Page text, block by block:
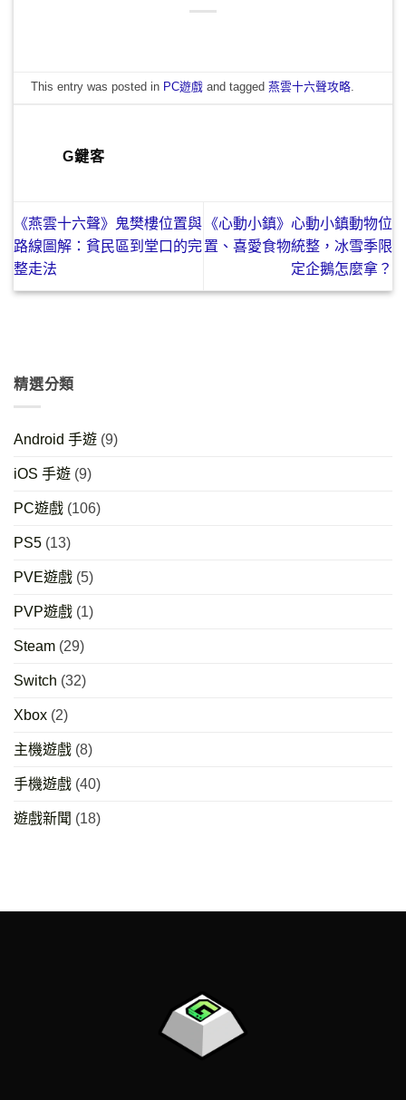
This entry was posted in PC遊戲 and tagged燕雲十六聲攻略.
G鍵客
《燕雲十六聲》鬼樊樓位置與
路線圖解：貧民區到堂口的完
整走法
《心動小鎮》心動小鎮動物位
置、喜愛食物統整，冰雪季限
定企鵝怎麼拿？
精選分類
Android 手遊 (9)
iOS 手遊 (9)
PC遊戲 (106)
PS5 (13)
PVE遊戲 (5)
PVP遊戲 (1)
Steam (29)
Switch (32)
Xbox (2)
主機遊戲 (8)
手機遊戲 (40)
遊戲新聞 (18)